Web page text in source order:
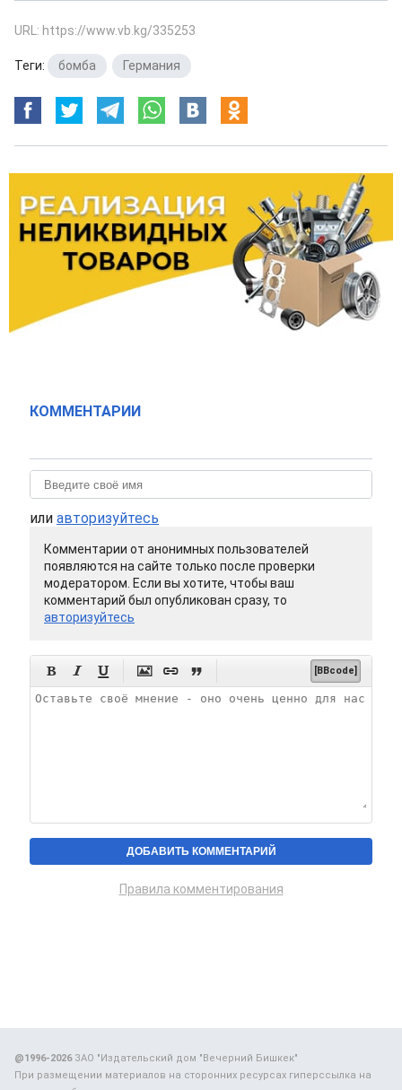
URL: https://www.vb.kg/335253
Теги: бомба Германия
КОММЕНТАРИИ
или авторизуйтесь
Комментарии от анонимных пользователей
появляются на сайте только после проверки
модератором. Если вы хотите, чтобы ваш
комментарий был опубликован сразу, то
авторизуйтесь
      [BBcode]
Правила комментирования
@1996-2026ЗАО "Издательский дом "Вечерний Бишкек"
При размещении материалов на сторонних ресурсах гиперссылка на